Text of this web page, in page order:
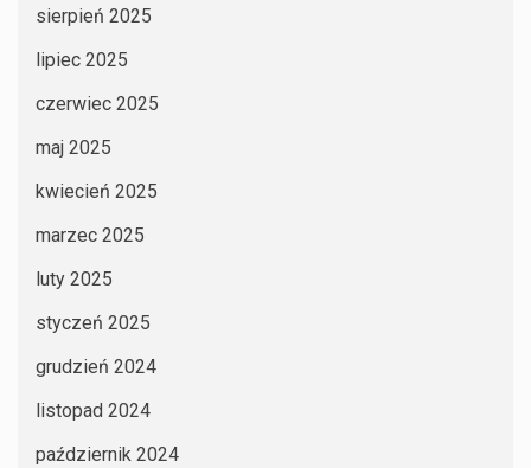
sierpień 2025
lipiec 2025
czerwiec 2025
maj 2025
kwiecień 2025
marzec 2025
luty 2025
styczeń 2025
grudzień 2024
listopad 2024
październik 2024